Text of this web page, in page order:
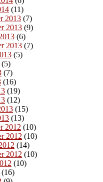
(11)
2013 (7)
2013 (9)
(6)
2013 (7)
(5)
(5)
(7)
(16)
(19)
(12)
(15)
(13)
2012 (10)
2012 (10)
(14)
2012 (10)
(10)
(16)